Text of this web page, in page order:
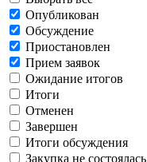
Опубликован
Обсуждение
Приостановлен
Прием заявок
Ожидание итогов
Итоги
Отменен
Завершен
Итоги обсуждения
Закупка не состоялась